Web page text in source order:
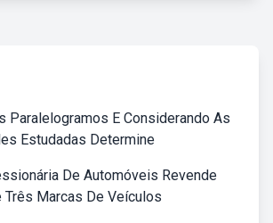
Paralelogramos E Considerando As
Estudadas Determine
De Automóveis Revende
Três Marcas De Veículos